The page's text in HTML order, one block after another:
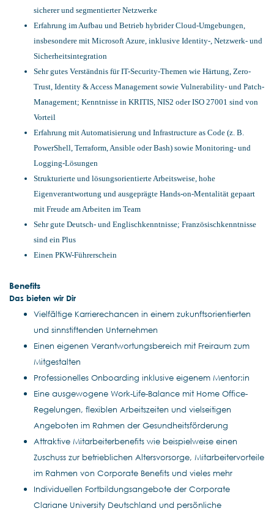
sicherer und segmentierter Netzwerke
Erfahrung im Aufbau und Betrieb hybrider Cloud-Umgebungen,
insbesondere mit Microsoft Azure, inklusive Identity-, Netzwerk- und
Sicherheitsintegration
Sehr gutes Verständnis für IT-Security-Themen wie Härtung, Zero-
Trust, Identity & Access Management sowie Vulnerability- und Patch-
Management; Kenntnisse in KRITIS, NIS2 oder ISO 27001 sind von
Vorteil
Erfahrung mit Automatisierung und Infrastructure as Code (z. B.
PowerShell, Terraform, Ansible oder Bash) sowie Monitoring- und
Logging-Lösungen
Strukturierte und lösungsorientierte Arbeitsweise, hohe
Eigenverantwortung und ausgeprägte Hands-on-Mentalität gepaart
mit Freude am Arbeiten im Team
Sehr gute Deutsch- und Englischkenntnisse; Französischkenntnisse
sind ein Plus
Einen PKW-Führerschein
Benefits
Das bieten wir Dir
Vielfältige Karrierechancen in einem zukunftsorientierten
und sinnstiftenden Unternehmen
Einen eigenen Verantwortungsbereich mit Freiraum zum
Mitgestalten
Professionelles Onboarding inklusive eigenem Mentor:in
Eine ausgewogene Work-Life-Balance mit Home Office-
Regelungen, flexiblen Arbeitszeiten und vielseitigen
Angeboten im Rahmen der Gesundheitsförderung
Attraktive Mitarbeiterbenefits wie beispielweise einen
Zuschuss zur betrieblichen Altersvorsorge, Mitarbeitervorteile
im Rahmen von Corporate Benefits und vieles mehr
Individuellen Fortbildungsangebote der Corporate
Clariane University Deutschland und persönliche